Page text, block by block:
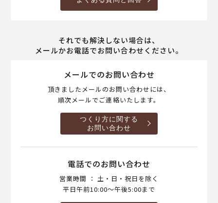
それでも解決しない場合は、
メールかお電話でお問い合わせください。
メールでのお問い合わせ
頂きましたメールのお問い合わせには、
順次メールでご連絡いたします。
つくり方に関する
お問い合わせ
電話でのお問い合わせ
営業時間 ： 土・日・祝日を除く
平日午前10:00～午後5:00まで